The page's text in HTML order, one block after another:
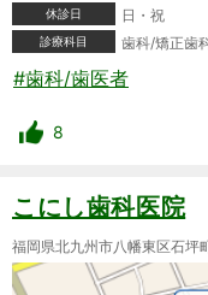
休診日 日・祝
診療科目 歯科/矯正歯
#歯科/歯医者
8
こにし歯科医院
福岡県北九州市八幡東区石坪